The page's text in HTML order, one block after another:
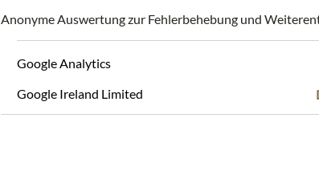
Anonyme Auswertung zur Fehlerbehebung und
Google Analytics
Google Ireland Limited